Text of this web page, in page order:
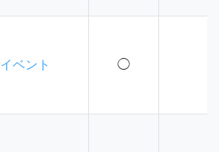
イベント ◯